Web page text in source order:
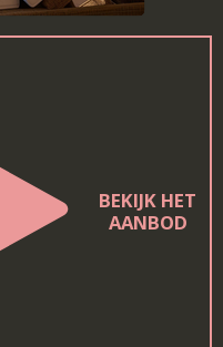
BEKIJK HET
AANBOD